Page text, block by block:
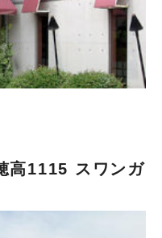
高1115 スワンガ